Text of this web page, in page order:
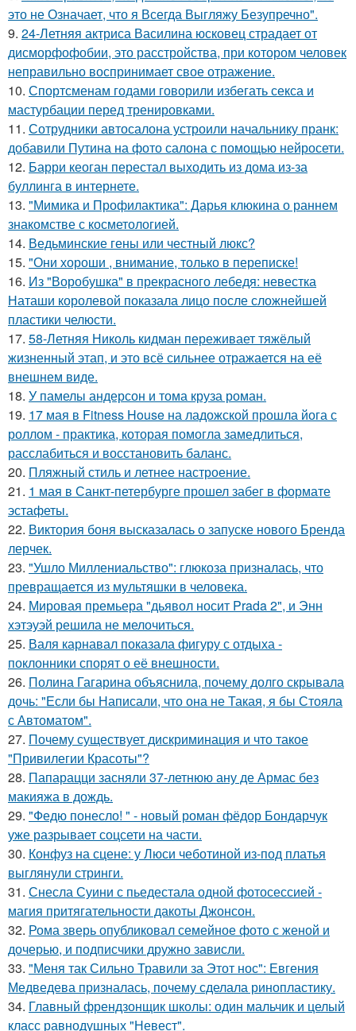
это не Означает, что я Всегда Выгляжу Безупречно".
9. 24-Летняя актриса Василина юсковец страдает от
дисморфофобии, это расстройства, при котором человек
неправильно воспринимает свое отражение.
10. Спортсменам годами говорили избегать секса и
мастурбации перед тренировками.
11. Сотрудники автосалона устроили начальнику пранк:
добавили Путина на фото салона с помощью нейросети.
12. Барри кеоган перестал выходить из дома из-за
буллинга в интернете.
13. "Мимика и Профилактика": Дарья клюкина о раннем
знакомстве с косметологией.
14. Ведьминские гены или честный люкс?
15. "Они хороши , внимание, только в переписке!
16. Из "Воробушка" в прекрасного лебедя: невестка
Наташи королевой показала лицо после сложнейшей
пластики челюсти.
17. 58-Летняя Николь кидман переживает тяжёлый
жизненный этап, и это всё сильнее отражается на её
внешнем виде.
18. У памелы андерсон и тома круза роман.
19. 17 мая в Fitness House на ладожской прошла йога с
роллом - практика, которая помогла замедлиться,
расслабиться и восстановить баланс.
20. Пляжный стиль и летнее настроение.
21. 1 мая в Санкт-петербурге прошел забег в формате
эстафеты.
22. Виктория боня высказалась о запуске нового Бренда
лерчек.
23. "Ушло Миллениальство": глюкоза призналась, что
превращается из мультяшки в человека.
24. Мировая премьера "дьявол носит Prada 2", и Энн
хэтэуэй решила не мелочиться.
25. Валя карнавал показала фигуру с отдыха -
поклонники спорят о её внешности.
26. Полина Гагарина объяснила, почему долго скрывала
дочь: "Если бы Написали, что она не Такая, я бы Стояла
с Автоматом".
27. Почему существует дискриминация и что такое
"Привилегии Красоты"?
28. Папарацци засняли 37-летнюю ану де Армас без
макияжа в дождь.
29. "Федю понесло! " - новый роман фёдор Бондарчук
уже разрывает соцсети на части.
30. Конфуз на сцене: у Люси чеботиной из-под платья
выглянули стринги.
31. Снесла Суини с пьедестала одной фотосессией -
магия притягательности дакоты Джонсон.
32. Рома зверь опубликовал семейное фото с женой и
дочерью, и подписчики дружно зависли.
33. "Меня так Сильно Травили за Этот нос": Евгения
Медведева призналась, почему сделала ринопластику.
34. Главный френдзонщик школы: один мальчик и целый
класс равнодушных "Невест".